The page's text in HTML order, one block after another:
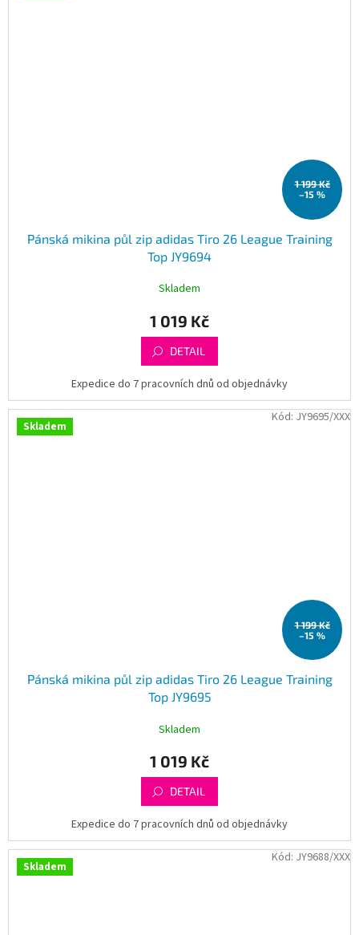
1 199 Kč
–15 %
Pánská mikina půl zip adidas Tiro 26 League Training
Top JY9694
Skladem
1 019 Kč
DETAIL
Expedice do 7 pracovních dnů od objednávky
Skladem
1 199 Kč
–15 %
Pánská mikina půl zip adidas Tiro 26 League Training
Top JY9695
Skladem
1 019 Kč
DETAIL
Expedice do 7 pracovních dnů od objednávky
Kód: JY9695/XXX
Skladem
Kód: JY9688/XXX